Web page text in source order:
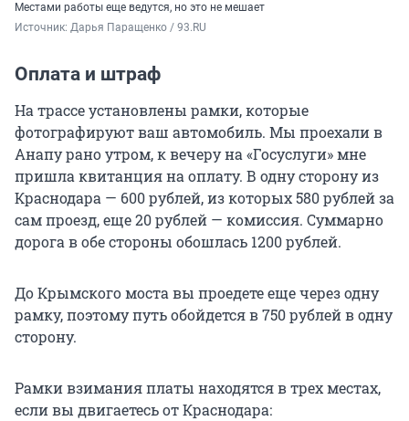
Местами работы еще ведутся, но это не мешает
Источник: Дарья Паращенко / 93.RU
Оплата и штраф
На трассе установлены рамки, которые
фотографируют ваш автомобиль. Мы проехали в
Анапу рано утром, к вечеру на «Госуслуги» мне
пришла квитанция на оплату. В одну сторону из
Краснодара — 600 рублей, из которых 580 рублей за
сам проезд, еще 20 рублей — комиссия. Суммарно
дорога в обе стороны обошлась 1200 рублей.
До Крымского моста вы проедете еще через одну
рамку, поэтому путь обойдется в 750 рублей в одну
сторону.
Рамки взимания платы находятся в трех местах,
если вы двигаетесь от Краснодара: